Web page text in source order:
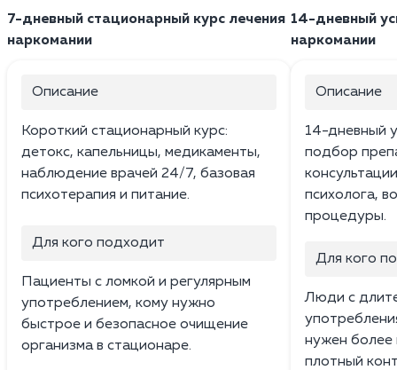
7-дневный стационарный курс лечения
наркомании
Описание
Короткий стационарный курс:
детокс, капельницы, медикаменты,
наблюдение врачей 24/7, базовая
психотерапия и питание.
Для кого подходит
Пациенты с ломкой и регулярным
употреблением, кому нужно
быстрое и безопасное очищение
организма в стационаре.
14-дневный
наркомании
Описание
14-дневный
подбор
психолога,
процедуры.
Для кого
Люди с
нужен более
плотный